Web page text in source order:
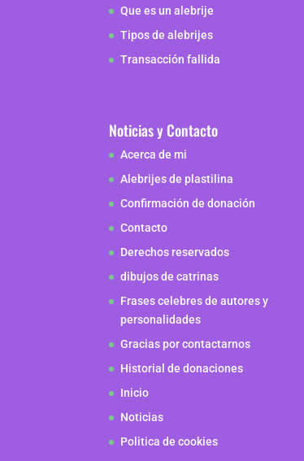
Que es un alebrije
Tipos de alebrijes
Transacción fallida
Noticias y Contacto
Acerca de mi
Alebrijes de plastilina
Confirmación de donación
Contacto
Derechos reservados
dibujos de catrinas
Frases celebres de autores y
personalidades
Gracias por contactarnos
Historial de donaciones
Inicio
Noticias
Politica de cookies